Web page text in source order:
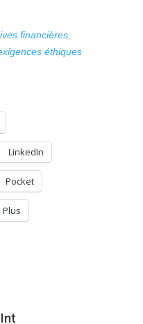
financières,
éthiques
LinkedIn
Pocket
Plus